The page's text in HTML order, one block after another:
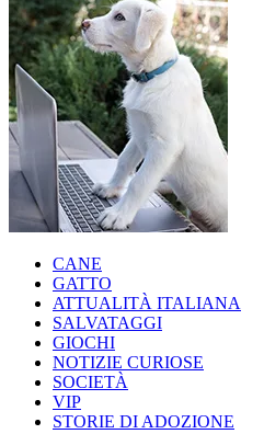
CANE
GATTO
ATTUALITÀ ITALIANA
SALVATAGGI
GIOCHI
NOTIZIE CURIOSE
SOCIETÀ
VIP
STORIE DI ADOZIONE